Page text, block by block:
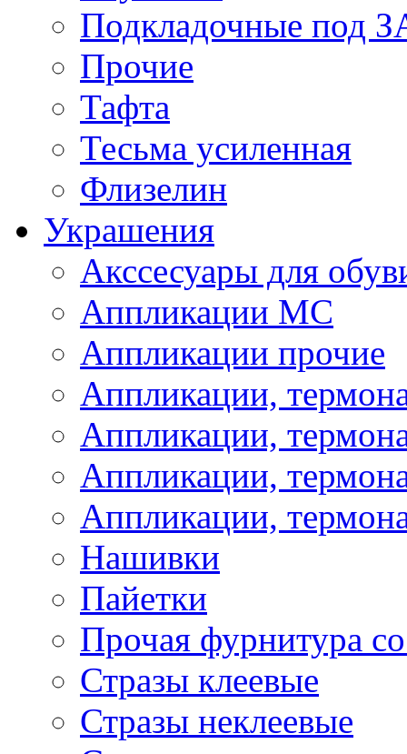
Подкладочные под
Прочие
Тафта
Тесьма усиленная
Флизелин
Украшения
Акссесуары для
Аппликации МС
Аппликации прочие
Аппликации,
Аппликации,
Аппликации,
Аппликации,
Нашивки
Пайетки
Прочая фурнитура
Стразы клеевые
Стразы неклеевые